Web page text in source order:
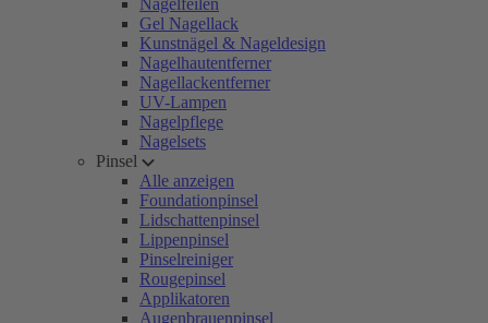
Nagelfeilen
Gel Nagellack
Kunstnägel & Nageldesign
Nagelhautentferner
Nagellackentferner
UV-Lampen
Nagelpflege
Nagelsets
Pinsel
Alle anzeigen
Foundationpinsel
Lidschattenpinsel
Lippenpinsel
Pinselreiniger
Rougepinsel
Applikatoren
Augenbrauenpinsel